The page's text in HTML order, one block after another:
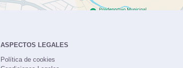
ASPECTOS LEGALES
Política de cookies